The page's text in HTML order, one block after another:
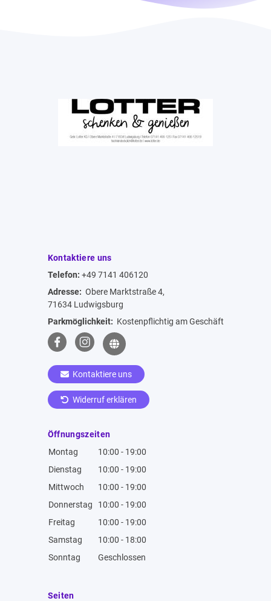
Kontaktiere uns
Telefon: +49 7141 406120
Adresse: Obere Marktstraße 4,
71634 Ludwigsburg
Parkmöglichkeit: Kostenpflichtig am Geschäft
Kontaktiere uns
Widerruf erklären
Öffnungszeiten
Montag
10:00 - 19:00
Dienstag
10:00 - 19:00
Mittwoch
10:00 - 19:00
Donnerstag
10:00 - 19:00
Freitag
10:00 - 19:00
Samstag
10:00 - 18:00
Sonntag
Geschlossen
Seiten